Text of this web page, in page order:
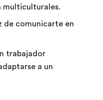
multiculturales.
de comunicarte en
trabajador
a un